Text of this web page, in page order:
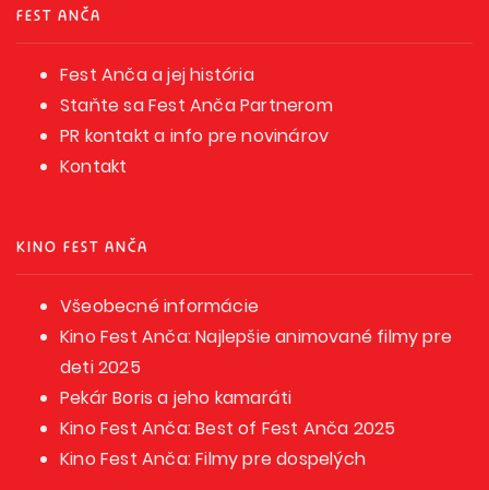
FEST ANČA
Fest Anča a jej história
Staňte sa Fest Anča Partnerom
PR kontakt a info pre novinárov
Kontakt
KINO FEST ANČA
Všeobecné informácie
Kino Fest Anča: Najlepšie animované filmy pre
deti 2025
Pekár Boris a jeho kamaráti
Kino Fest Anča: Best of Fest Anča 2025
Kino Fest Anča: Filmy pre dospelých